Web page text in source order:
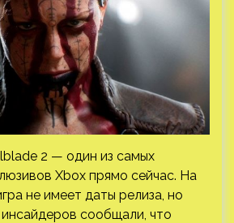
2 — один из самых
Xbox прямо сейчас. На
не имеет даты релиза, но
инсайдеров сообщали, что